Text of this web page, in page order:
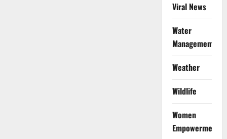
Viral News
Water
Management
Weather
Wildlife
Women
Empowerment